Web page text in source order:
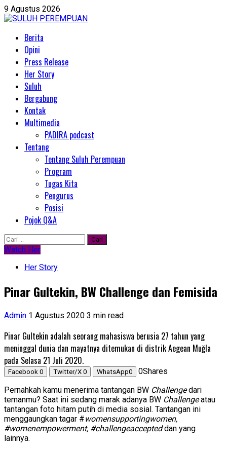
Skip
to
9 Agustus 2026
PrimaryBerita
Opini
Press Release
Her Story
Suluh
Bergabung
Kontak
Multimedia
PADIRA podcast
Tentang
Tentang Suluh Perempuan
Program
Tugas Kita
Pengurus
Posisi
Pojok Q&A
Cari
untuk:
Watch Her
Her Story
Pinar Gultekin, BW Challenge dan Femisida
Admin 1 Agustus 2020 3 min read
Pinar Gultekin adalah seorang mahasiswa berusia 27 tahun yang
meninggal dunia dan mayatnya ditemukan di distrik Aegean Muğla
pada Selasa 21 Juli 2020.
Facebook 0 Twitter/X 0 WhatsApp0 0Shares
Pernahkah kamu menerima tantangan BW Challengedari
temanmu? Saat ini sedang marak adanya BW Challengeatau
tantangan foto hitam putih di media sosial. Tantangan ini
menggaungkan tagar #womensupportingwomen,
#womenempowerment, #challengeaccepteddan yang
lainnya.